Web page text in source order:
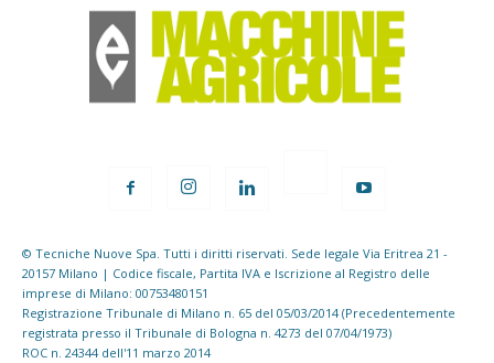
© Tecniche Nuove Spa. Tutti i diritti riservati. Sede legale Via Eritrea 21 -
20157 Milano | Codice fiscale, Partita IVA e Iscrizione al Registro delle
imprese di Milano: 00753480151
Registrazione Tribunale di Milano n. 65 del 05/03/2014 (Precedentemente
registrata presso il Tribunale di Bologna n. 4273 del 07/04/1973)
ROC n. 24344 dell'11 marzo 2014